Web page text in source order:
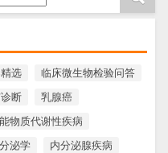
选
临床微生物检验问答
断
乳腺癌
物质代谢性疾病
泌学
内分泌腺疾病